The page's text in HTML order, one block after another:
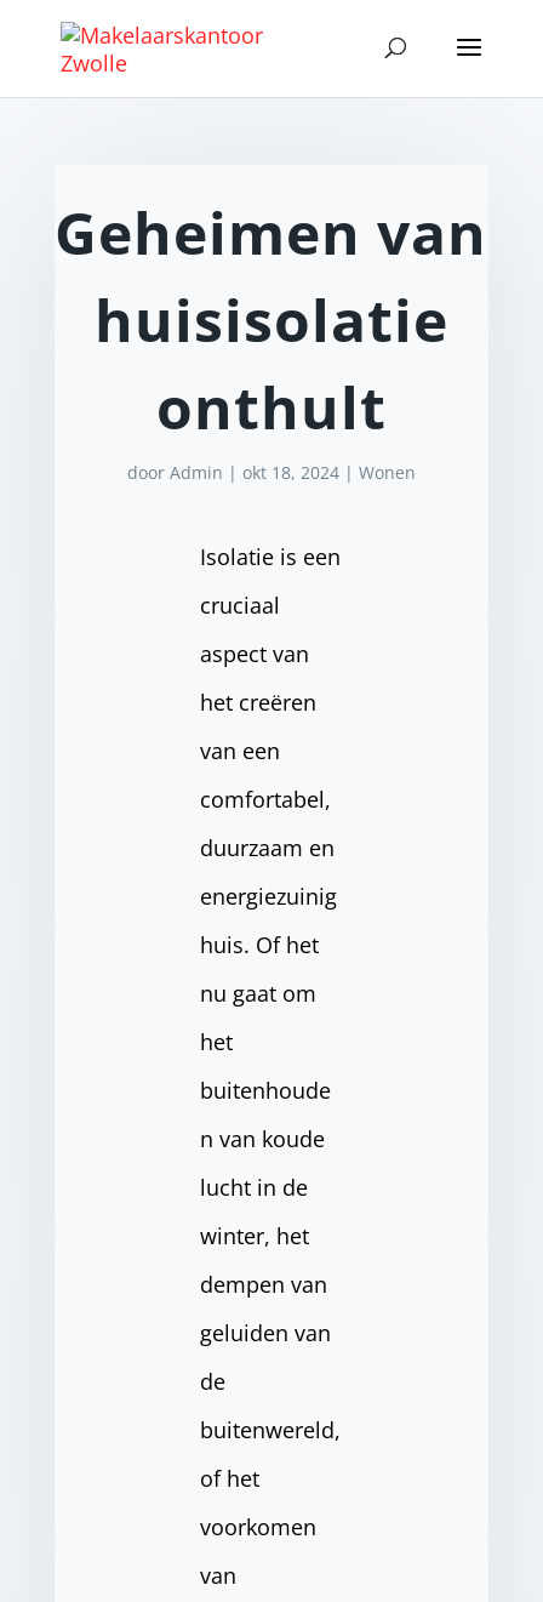
Geheimen van
huisisolatie
onthult
door Admin | okt 18, 2024| Wonen
Isolatie is een
cruciaal
aspect van
het creëren
van een
comfortabel,
duurzaam en
energiezuinig
huis. Of het
nu gaat om
het
buitenhoude
n van koude
lucht in de
winter, het
dempen van
geluiden van
de
buitenwereld,
of het
voorkomen
van